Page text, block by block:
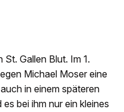
Gallen Blut. Im 1.
Michael Moser eine
in einem späteren
bei ihm nur ein kleines